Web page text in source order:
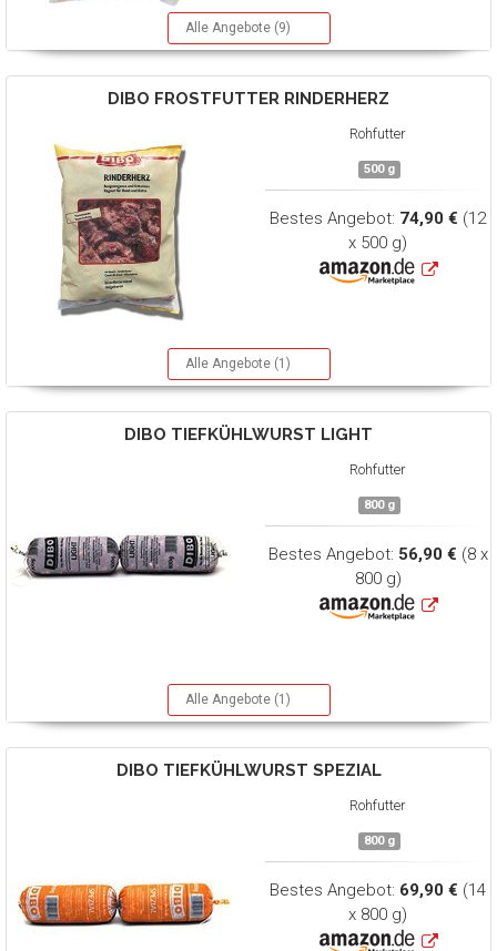
Alle Angebote (9)
DIBO FROSTFUTTER RINDERHERZ
Rohfutter
500 g
Bestes Angebot: 74,90 € (12
x 500 g)
Alle Angebote (1)
DIBO TIEFKÜHLWURST LIGHT
Rohfutter
800 g
Bestes Angebot: 56,90 € (8 x
800 g)
Alle Angebote (1)
DIBO TIEFKÜHLWURST SPEZIAL
Rohfutter
800 g
Bestes Angebot: 69,90 € (14
x 800 g)